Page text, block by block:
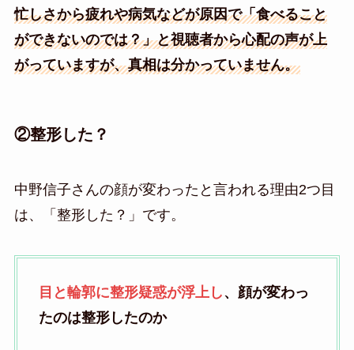
忙しさから疲れや病気などが原因で「食べること
ができないのでは？」と視聴者から心配の声が上
がっていますが、真相は分かっていません。
②整形した？
中野信子さんの顔が変わったと言われる理由2つ目
は、「整形した？」です。
目と輪郭に整形疑惑が浮上し、顔が変わっ
たのは整形したのか